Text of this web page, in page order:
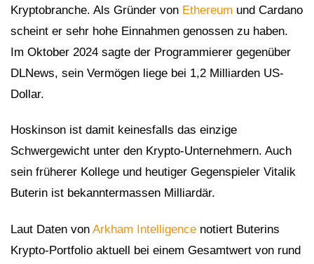
Kryptobranche. Als Gründer von Ethereum und Cardano
scheint er sehr hohe Einnahmen genossen zu haben.
Im Oktober 2024 sagte der Programmierer gegenüber
DLNews, sein Vermögen liege bei 1,2 Milliarden US-
Dollar.
Hoskinson ist damit keinesfalls das einzige
Schwergewicht unter den Krypto-Unternehmern. Auch
sein früherer Kollege und heutiger Gegenspieler Vitalik
Buterin ist bekanntermassen Milliardär.
Laut Daten von Arkham Intelligence notiert Buterins
Krypto-Portfolio aktuell bei einem Gesamtwert von rund